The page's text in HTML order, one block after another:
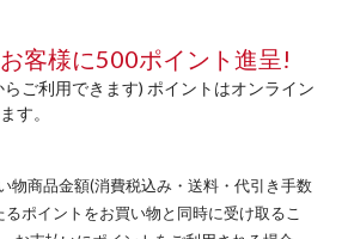
客様に500ポイント進呈!
ご利用できます) ポイントはオンライン
す。
物商品金額(消費税込み・送料・代引き手数
るポイントをお買い物と同時に受け取るこ